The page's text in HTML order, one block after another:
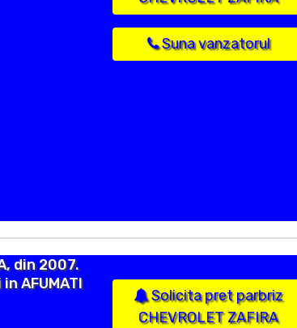
Suna vanzatorul
din 2007.
AFUMATI
Solicita pret parbriz
CHEVROLET ZAFIRA